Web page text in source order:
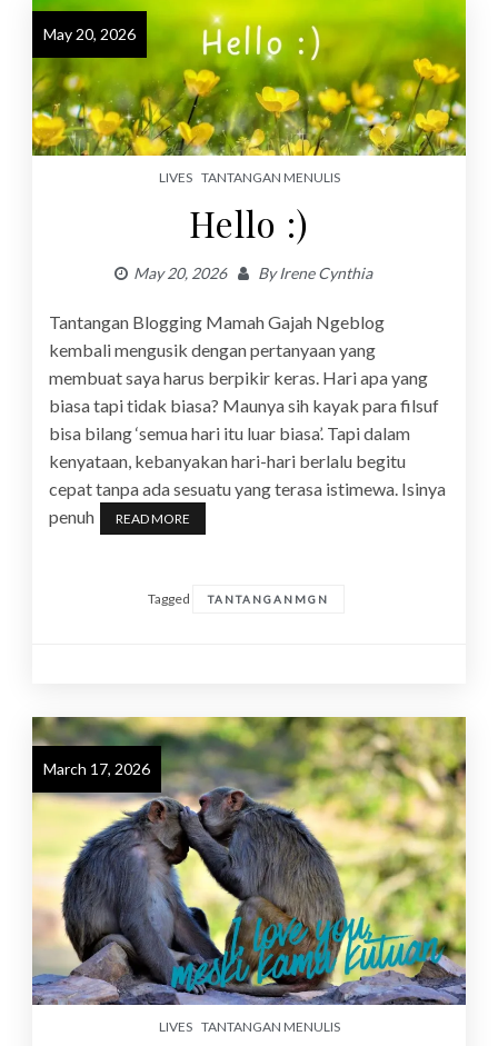
May 20, 2026
LIVES TANTANGAN MENULIS
Hello :)
May 20, 2026 ByIrene Cynthia
Tantangan Blogging Mamah Gajah Ngeblog
kembali mengusik dengan pertanyaan yang
membuat saya harus berpikir keras. Hari apa yang
biasa tapi tidak biasa? Maunya sih kayak para filsuf
bisa bilang ‘semua hari itu luar biasa’. Tapi dalam
kenyataan, kebanyakan hari-hari berlalu begitu
cepat tanpa ada sesuatu yang terasa istimewa. Isinya
penuh
READ MORE
Tagged TANTANGANMGN
March 17, 2026
LIVES TANTANGAN MENULIS